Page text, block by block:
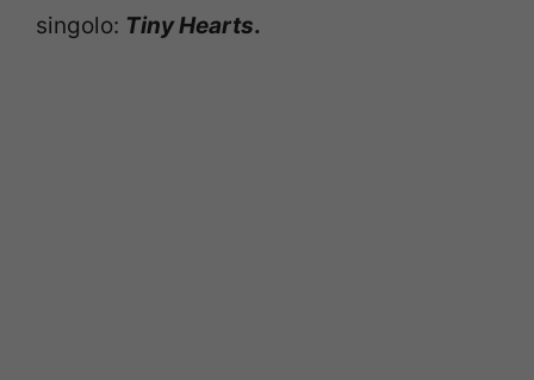
singolo: Tiny Hearts.